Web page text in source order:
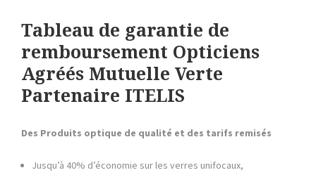
Tableau de garantie de
remboursement Opticiens
Agréés Mutuelle Verte
Partenaire ITELIS
Des Produits optique de qualité et des tarifs remisés
Jusqu’à 40% d’économie sur les verres unifocaux,